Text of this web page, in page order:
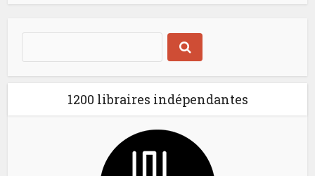
1200 libraires indépendantes